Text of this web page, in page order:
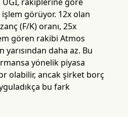
görüyor. 12x olan
(F/K) oranı, 25x
gören rakibi Atmos
daha az. Bu
yönelik piyasa
olabilir, ancak şirket borç
bu fark